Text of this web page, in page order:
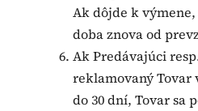
Ak dôjde k
doba znova od
Ak Predávajúci
reklamovaný Tovar
do 30 dní, Tovar sa